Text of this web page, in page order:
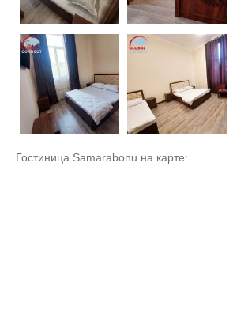
Гостиница Samarabonu на карте: